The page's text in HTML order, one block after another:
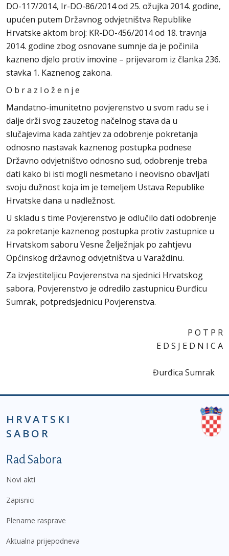
DO-117/2014, Ir-DO-86/2014 od 25. ožujka 2014. godine,
upućen putem Državnog odvjetništva Republike
Hrvatske aktom broj: KR-DO-456/2014 od 18. travnja
2014. godine zbog osnovane sumnje da je počinila
kazneno djelo protiv imovine – prijevarom iz članka 236.
stavka 1. Kaznenog zakona.
O b r a z l o ž e n j e
Mandatno-imunitetno povjerenstvo u svom radu se i
dalje drži svog zauzetog načelnog stava da u
slučajevima kada zahtjev za odobrenje pokretanja
odnosno nastavak kaznenog postupka podnese
Državno odvjetništvo odnosno sud, odobrenje treba
dati kako bi isti mogli nesmetano i neovisno obavljati
svoju dužnost koja im je temeljem Ustava Republike
Hrvatske dana u nadležnost.
U skladu s time Povjerenstvo je odlučilo dati odobrenje
za pokretanje kaznenog postupka protiv zastupnice u
Hrvatskom saboru Vesne Želježnjak po zahtjevu
Općinskog državnog odvjetništva u Varaždinu.
Za izvjestiteljicu Povjerenstva na sjednici Hrvatskog
sabora, Povjerenstvo je odredilo zastupnicu Đurđicu
Sumrak, potpredsjednicu Povjerenstva.
P O T P R
E D S J E D N I C A
Đurđica Sumrak
HRVATSKI
SABOR
Podnožje prvi izbornik
Rad Sabora
Novi akti
Zapisnici
Plenarne rasprave
Aktualna prijepodneva